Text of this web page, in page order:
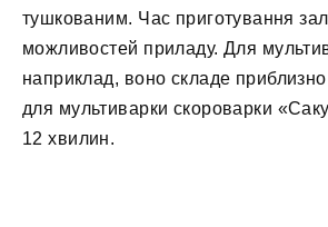
тушкованим. Час приготування
можливостей приладу. Для
наприклад, воно складе
для мультиварки скороварки
12 хвилин.